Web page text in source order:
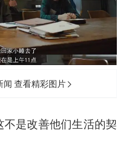
闻 查看精彩图片
是改善他们生活的契